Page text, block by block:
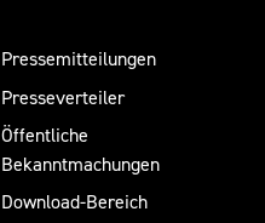
Pressemitteilungen
Presseverteiler
Öffentliche
Bekanntmachungen
Download-Bereich